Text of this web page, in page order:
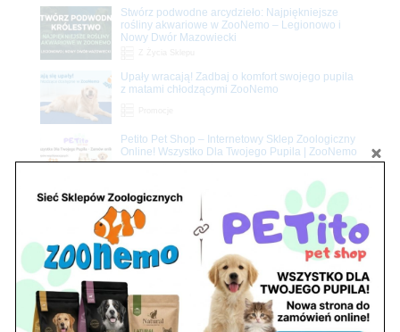
Stwórz podwodne arcydzieło: Najpiękniejsze
rośliny akwariowe w ZooNemo – Legionowo i
Nowy Dwór Mazowiecki
Upały wracają! Zadbaj o komfort swojego pupila
z matami chłodzącymi ZooNemo
Petito Pet Shop – Internetowy Sklep Zoologiczny
Online! Wszystko Dla Twojego Pupila | ZooNemo
Znajdź nas
Adres
05-120 Legionowo
ul. Piłsudskiego 31,
pawilon 134